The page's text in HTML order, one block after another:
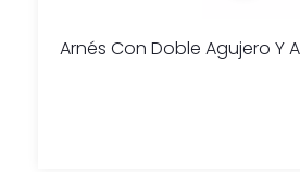
Arnés Con Doble Agujero Y